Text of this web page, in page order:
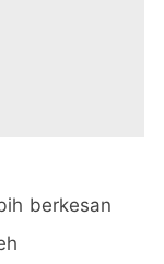
berkesan